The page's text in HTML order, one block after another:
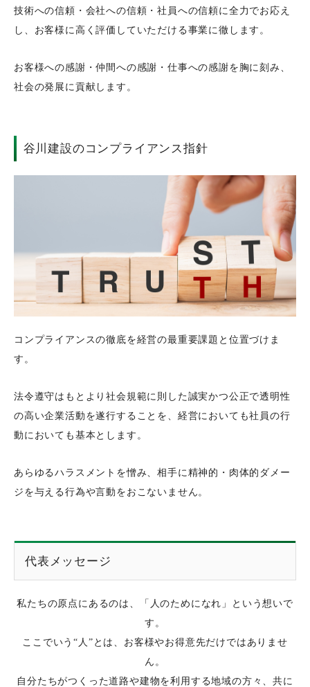
技術への信頼・会社への信頼・社員への信頼に全力でお応え
し、お客様に高く評価していただける事業に徹します。
お客様への感謝・仲間への感謝・仕事への感謝を胸に刻み、
社会の発展に貢献します。
谷川建設のコンプライアンス指針
コンプライアンスの徹底を経営の最重要課題と位置づけま
す。
法令遵守はもとより社会規範に則した誠実かつ公正で透明性
の高い企業活動を遂行することを、経営においても社員の行
動においても基本とします。
あらゆるハラスメントを憎み、相手に精神的・肉体的ダメー
ジを与える行為や言動をおこないません。
代表メッセージ
私たちの原点にあるのは、「人のためになれ」という想いで
す。
ここでいう“人”とは、お客様やお得意先だけではありませ
ん。
自分たちがつくった道路や建物を利用する地域の方々、共に